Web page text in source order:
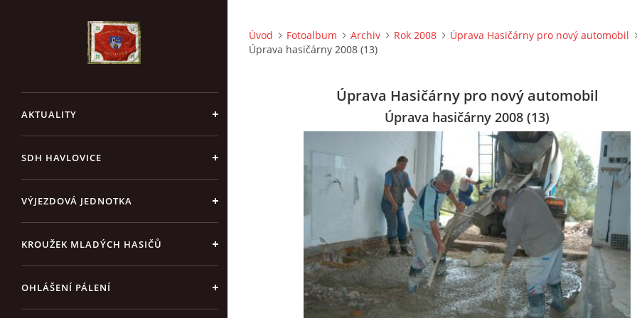
AKTUALITY
SDH HAVLOVICE
VÝJEZDOVÁ JEDNOTKA
KROUŽEK MLADÝCH HASIČŮ
OHLÁŠENÍ PÁLENÍ
Úvod Fotoalbum Archiv Rok 2008
Úprava Hasičárny pro nový automobil
Úprava hasičárny 2008 (13)
Úprava Hasičárny pro nový automobil
Úprava hasičárny 2008 (13)